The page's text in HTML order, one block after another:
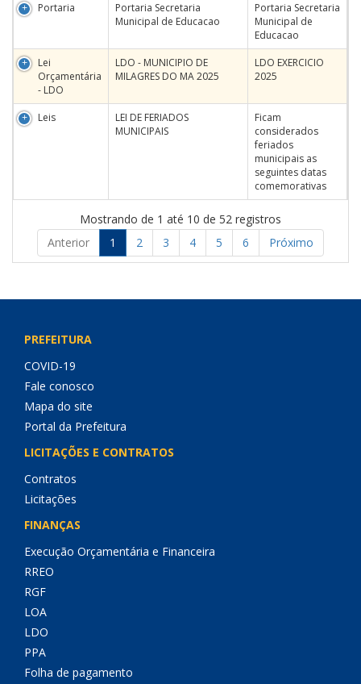
Portaria
Portaria Secretaria
Municipal de Educacao
Portaria Secretaria
Municipal de
Educacao
Lei
Orçamentária
- LDO
LDO - MUNICIPIO DE
MILAGRES DO MA 2025
LDO EXERCICIO
2025
Leis
LEI DE FERIADOS
MUNICIPAIS
Ficam
considerados
feriados
municipais as
seguintes datas
comemorativas
Mostrando de 1 até 10 de 52 registros
Anterior
1 2 3 4 5 6 Próximo
PREFEITURA
COVID-19
Fale conosco
Mapa do site
Portal da Prefeitura
LICITAÇÕES E CONTRATOS
Contratos
Licitações
FINANÇAS
Execução Orçamentária e Financeira
RREO
RGF
LOA
LDO
PPA
Folha de pagamento